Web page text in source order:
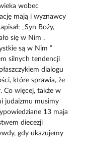
wobec
mają i wyznawcy
„Syn Boży,
się w Nim .
są w Nim ”
silnych tendencji
dialogu
które sprawia, że
Co więcej, także w
judaizmu musimy
13 maja
diecezji
gdy ukazujemy